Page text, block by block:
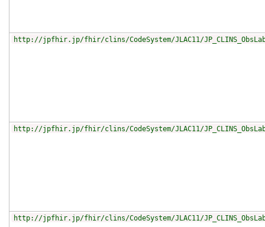
http://jpfhir.jp/fhir/clins/CodeSystem/JLAC11/
http://jpfhir.jp/fhir/clins/CodeSystem/JLAC11/
http://jpfhir.jp/fhir/clins/CodeSystem/JLAC11/